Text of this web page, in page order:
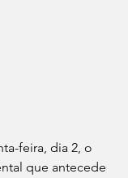
feira, dia 2, o
que antecede